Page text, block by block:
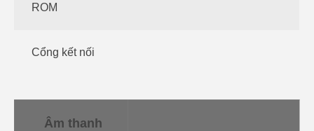
ROM
Cổng kết nối
Âm thanh